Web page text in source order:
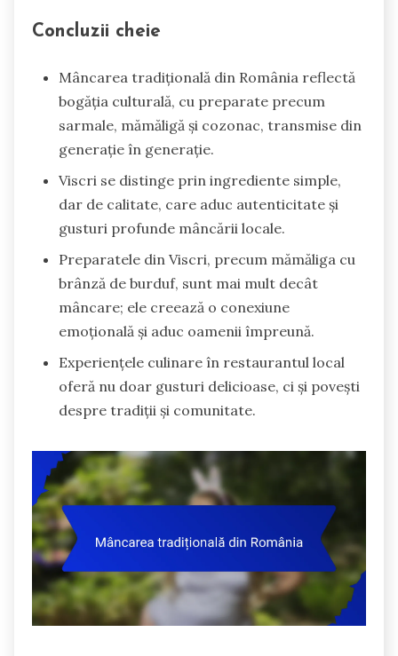
Concluzii cheie
Mâncarea tradițională din România reflectă
bogăția culturală, cu preparate precum
sarmale, mămăligă și cozonac, transmise din
generație în generație.
Viscri se distinge prin ingrediente simple,
dar de calitate, care aduc autenticitate și
gusturi profunde mâncării locale.
Preparatele din Viscri, precum mămăliga cu
brânză de burduf, sunt mai mult decât
mâncare; ele creează o conexiune
emoțională și aduc oamenii împreună.
Experiențele culinare în restaurantul local
oferă nu doar gusturi delicioase, ci și povești
despre tradiții și comunitate.